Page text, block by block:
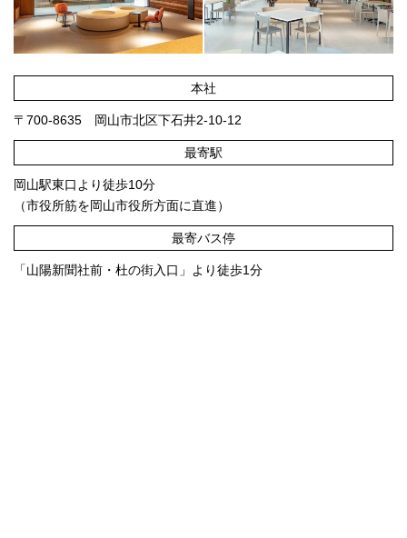
本社
〒700-8635 岡山市北区下石井2-10-12
最寄駅
岡山駅東口より徒歩10分
（市役所筋を岡山市役所方面に直進）
最寄バス停
「山陽新聞社前・杜の街入口」より徒歩1分